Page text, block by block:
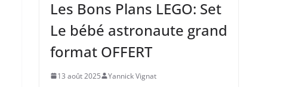
Les Bons Plans LEGO: Set
Le bébé astronaute grand
format OFFERT
13 août 2025 Yannick Vignat